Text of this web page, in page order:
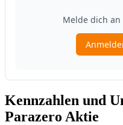
Kennzahlen und
Parazero Aktie